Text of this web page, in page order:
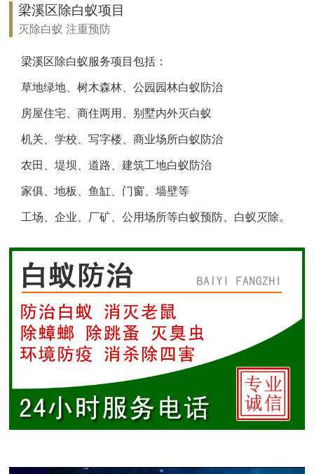
镇江白蚁防治
丹阳白蚁防治
扬中白蚁防治
句容白蚁防治
响水白蚁防治
滨海白蚁防治
阜宁白蚁防治
射阳白蚁防治
建湖白蚁防治
东台白蚁防治
涟水白蚁防治
金湖白蚁防治
梁溪区除白蚁项目
灭除白蚁 注重预防
梁溪区除白蚁服务项目包括：
草地绿地、树木森林、公园园林白蚁防治
房屋住宅、商住两用、别墅内外灭白蚁
机关、学校、写字楼、商业场所白蚁防治
农田、堤坝、道路、建筑工地白蚁防治
家俱、地板、鱼缸、门窗、墙壁等
工场、企业、厂矿、公用场所等白蚁预防、白蚁灭除。